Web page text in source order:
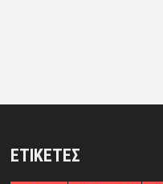
ΕΤΙΚΈΤΕΣ